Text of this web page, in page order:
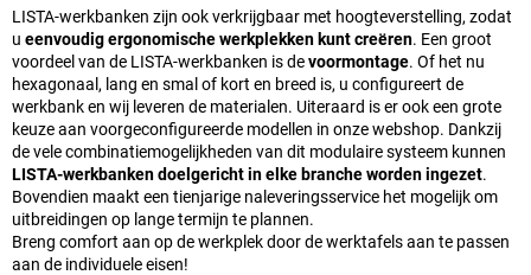
LISTA-werkbanken zijn ook verkrijgbaar met hoogteverstelling, zodat
u eenvoudig ergonomische werkplekken kunt creëren. Een groot
voordeel van de LISTA-werkbanken is devoormontage. Of het nu
hexagonaal, lang en smal of kort en breed is, u configureert de
werkbank en wij leveren de materialen. Uiteraard is er ook een grote
keuze aan voorgeconfigureerde modellen in onze webshop. Dankzij
de vele combinatiemogelijkheden van dit modulaire systeem kunnen
LISTA-werkbanken doelgericht in elke branche worden ingezet.
Bovendien maakt een tienjarige naleveringsservice het mogelijk om
uitbreidingen op lange termijn te plannen.
Breng comfort aan op de werkplek door de werktafels aan te passen
aan de individuele eisen!